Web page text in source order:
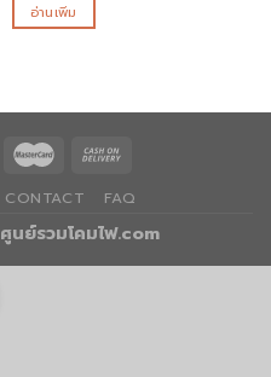
อ่านเพิ่ม
CONTACT FAQ
ศูนย์รวมโคมไฟ.com